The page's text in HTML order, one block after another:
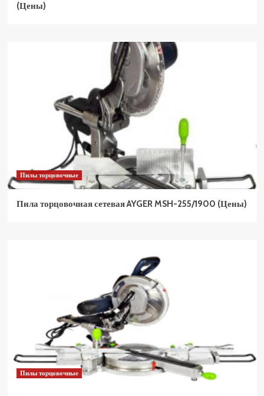
(Цены)
Пилы торцовочные
Пила торцовочная сетевая AYGER MSH-255/1900 (Цены)
Пилы торцовочные